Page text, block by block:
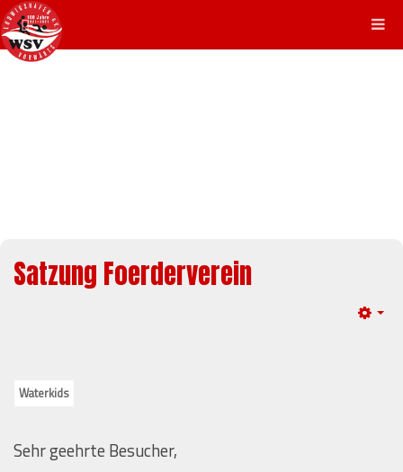
Satzung Foerderverein
Waterkids
Sehr geehrte Besucher,